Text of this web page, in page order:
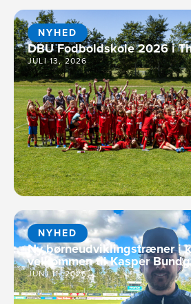
NYHED
DBU Fodboldskole 2026 i
JULI 13, 2026
NYHED
Ny børneudviklingstræner i
velkommen til Kasper
JUNI 11, 2026